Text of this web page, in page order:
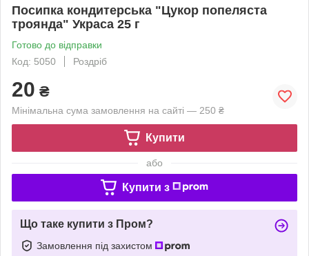
Посипка кондитерська "Цукор попеляста
троянда" Украса 25 г
Готово до відправки
Код: 5050
Роздріб
20 ₴
Мінімальна сума замовлення на сайті — 250 ₴
Купити
або
Купити з
Що таке купити з Пром?
Замовлення під захистом